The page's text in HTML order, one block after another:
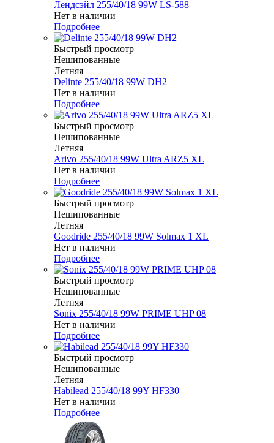
Лендсэйл 255/40/18 99W LS-588
Нет в наличии
Подробнее
Быстрый просмотр
Нешипованные
Летняя
Delinte 255/40/18 99W DH2
Нет в наличии
Подробнее
Быстрый просмотр
Нешипованные
Летняя
Arivo 255/40/18 99W Ultra ARZ5 XL
Нет в наличии
Подробнее
Быстрый просмотр
Нешипованные
Летняя
Goodride 255/40/18 99W Solmax 1 XL
Нет в наличии
Подробнее
Быстрый просмотр
Нешипованные
Летняя
Sonix 255/40/18 99W PRIME UHP 08
Нет в наличии
Подробнее
Быстрый просмотр
Нешипованные
Летняя
Habilead 255/40/18 99Y HF330
Нет в наличии
Подробнее